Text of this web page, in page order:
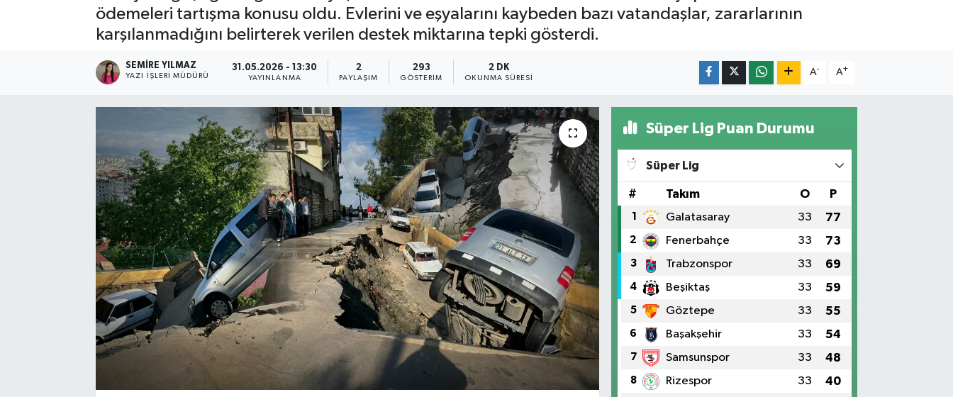
ödemeleri tartışma konusu oldu. Evlerini ve eşyalarını kaybeden bazı vatandaşlar, zararlarının
karşılanmadığını belirterek verilen destek miktarına tepki gösterdi.
SEMIRE YILMAZ
YAZI İŞLERI MÜDÜRÜ
31.05.2026 - 13:30
YAYINLANMA
2
PAYLAŞIM
293
GÖSTERIM
2 DK
OKUNMA SÜRESI
A- A+
Süper Lig Puan Durumu
Süper Lig
# Takım O P
1 Galatasaray 33 77
2 Fenerbahçe 33 73
3 Trabzonspor 33 69
4 Beşiktaş 33 59
5 Göztepe 33 55
6 Başakşehir 33 54
7 Samsunspor 33 48
8 Rizespor 33 40